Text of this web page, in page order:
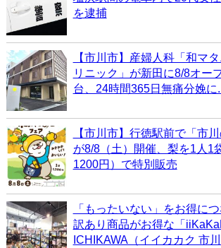
を逮捕
【市川市】産婦人科「和マ
リニック」が新田に8/8オー
台、24時間365日無痛分娩に
【市川市】行徳駅前で「市
が8/8（土）開催、梨を1人1
1200円）で特別販売
「もったいない」をお得に
訳あり商品がお得な「
ICHIKAWA（イイカカク 市